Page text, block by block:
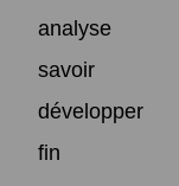
analyse
savoir
développer
fin